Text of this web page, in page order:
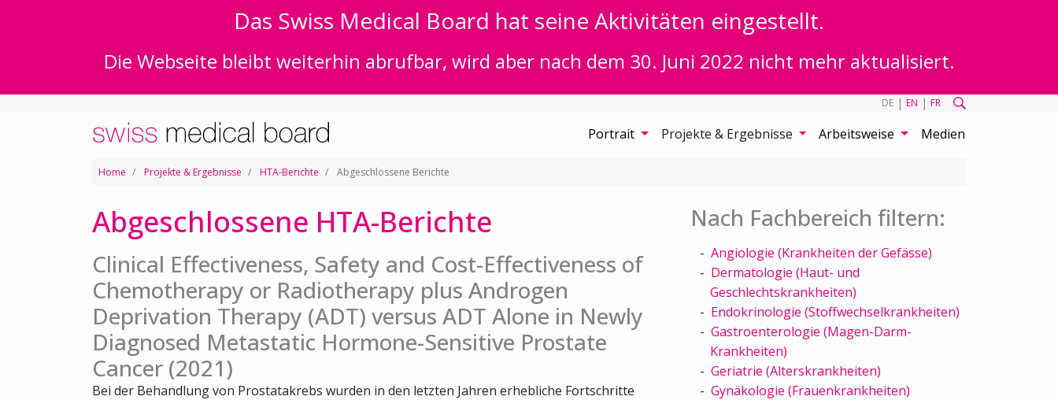
Das Swiss Medical Board hat seine Aktivitäten eingestellt.
Die Webseite bleibt weiterhin abrufbar, wird aber nach dem 30. Juni 2022 nicht mehr aktualisiert.
DE | EN | FR
Portrait Projekte & Ergebnisse Arbeitsweise Medien
Home Projekte & Ergebnisse HTA-Berichte Abgeschlossene Berichte
Abgeschlossene HTA-Berichte
Clinical Effectiveness, Safety and Cost-Effectiveness of
Chemotherapy or Radiotherapy plus Androgen
Deprivation Therapy (ADT) versus ADT Alone in Newly
Diagnosed Metastatic Hormone-Sensitive Prostate
Cancer (2021)
Bei der Behandlung von Prostatakrebs wurden in den letzten Jahren erhebliche Fortschritte
Nach Fachbereich filtern:
Angiologie (Krankheiten der Gefässe)
Dermatologie (Haut- und
Geschlechtskrankheiten)
Endokrinologie (Stoffwechselkrankheiten)
Gastroenterologie (Magen-Darm-
Krankheiten)
Geriatrie (Alterskrankheiten)
Gynäkologie (Frauenkrankheiten)